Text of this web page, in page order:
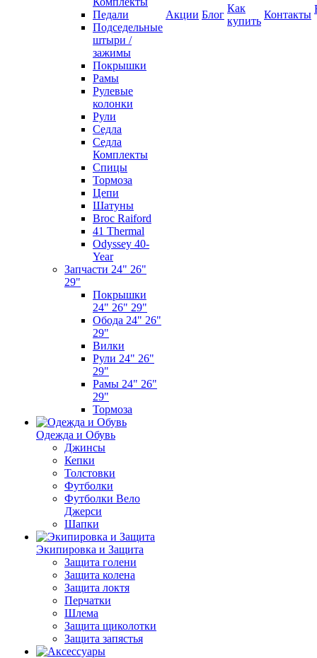
Педали
Подседельные
штыри /
зажимы
Покрышки
Рамы
Рулевые
колонки
Рули
Седла
Седла
Комплекты
Спицы
Тормоза
Цепи
Шатуны
Broc Raiford
41 Thermal
Odyssey 40-
Year
Запчасти 24" 26"
29"
Покрышки
24" 26" 29"
Обода 24" 26"
29"
Вилки
Рули 24" 26"
29"
Рамы 24" 26"
29"
Тормоза
Одежда и Обувь
Джинсы
Кепки
Толстовки
Футболки
Футболки Вело
Джерси
Шапки
Экипировка и Защита
Защита голени
Защита колена
Защита локтя
Перчатки
Шлема
Защита щиколотки
Защита запястья
Акции Блог
Как
купить
Контакты